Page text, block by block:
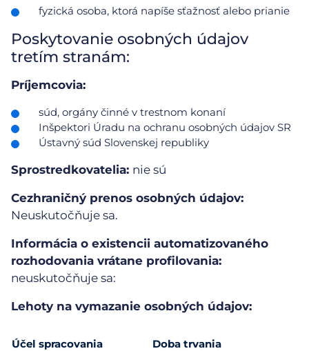
fyzická osoba, ktorá napíše sťažnosť alebo prianie
Poskytovanie osobných údajov
tretím stranám:
Príjemcovia:
súd, orgány činné v trestnom konaní
Inšpektori Úradu na ochranu osobných údajov SR
Ústavný súd Slovenskej republiky
Sprostredkovatelia: nie sú
Cezhraničný prenos osobných údajov:
Neuskutočňuje sa.
Informácia o existencii automatizovaného
rozhodovania vrátane profilovania:
neuskutočňuje sa:
Lehoty na vymazanie osobných údajov:
Účel spracovania
Doba trvania